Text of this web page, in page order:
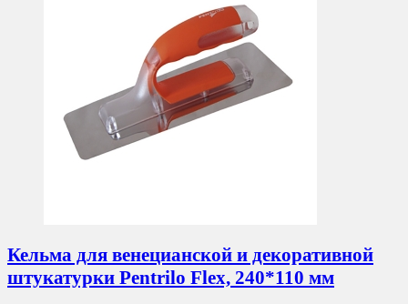
Кельма для венецианской и декоративной
штукатурки Pentrilo Flex, 240*110 мм